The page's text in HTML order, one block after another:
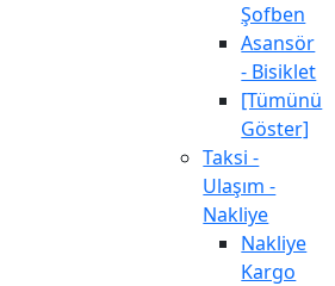
Şofben
Asansör
- Bisiklet
[Tümünü
Göster]
Taksi -
Ulaşım -
Nakliye
Nakliye
Kargo